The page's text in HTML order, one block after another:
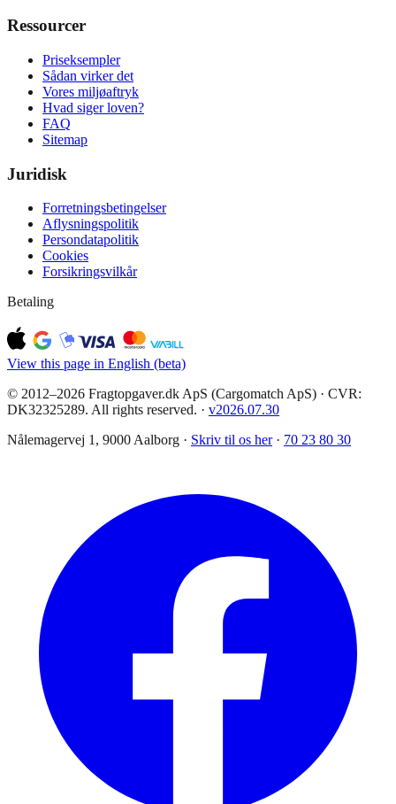
Ressourcer
Priseksempler
Sådan virker det
Vores miljøaftryk
Hvad siger loven?
FAQ
Sitemap
Juridisk
Forretningsbetingelser
Aflysningspolitik
Persondatapolitik
Cookies
Forsikringsvilkår
Betaling
View this page in English (beta)
© 2012–2026 Fragtopgaver.dk ApS (Cargomatch ApS) · CVR:
DK32325289. All rights reserved. · v2026.07.30
Nålemagervej 1, 9000 Aalborg · Skriv til os her · 70 23 80 30